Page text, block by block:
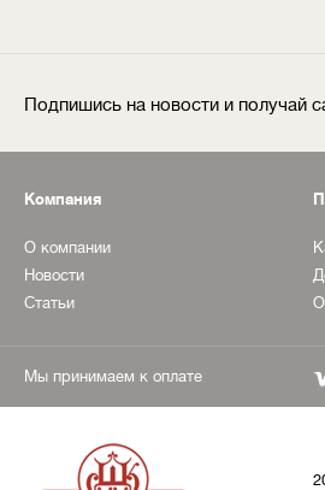
Подпишись на новости и
Компания
О компании
Новости
Статьи
Мы принимаем к оплате